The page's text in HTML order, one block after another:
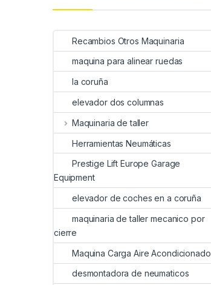
Recambios Otros Maquinaria
maquina para alinear ruedas
la coruña
elevador dos columnas
Maquinaria de taller
Herramientas Neumáticas
Prestige Lift Europe Garage
Equipment
elevador de coches en a coruña
maquinaria de taller mecanico por
cierre
Maquina Carga Aire Acondicionado
desmontadora de neumaticos